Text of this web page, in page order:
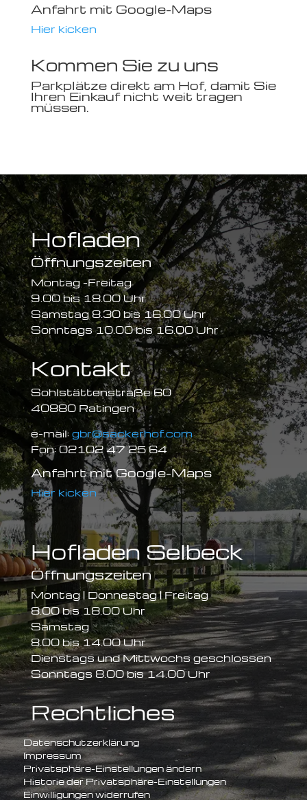
Anfahrt mit Google-Maps
Hier kicken
Kommen Sie zu uns
Parkplätze direkt am Hof, damit Sie
Ihren Einkauf nicht weit tragen
müssen.
Hofladen
Öffnungszeiten
Montag -Freitag
9.00 bis 18.00 Uhr
Samstag 8.30 bis 16.00 Uhr
Sonntags 10.00 bis 16.00 Uhr
Kontakt
Sohlstättenstraße 60
40880 Ratingen
e-mail: gbr@sackerhof.com
Fon: 02102 47 25 64
Anfahrt mit Google-Maps
Hier kicken
Hofladen Selbeck
Öffnungszeiten
Montag | Donnestag | Freitag
8.00 bis 18.00 Uhr
Samstag
8.00 bis 14.00 Uhr
Dienstags und Mittwochs geschlossen
Sonntags 8.00 bis 14.00 Uhr
Rechtliches
Datenschutzerklärung
Impressum
Privatsphäre-Einstellungen ändern
Historie der Privatsphäre-Einstellungen
Einwilligungen widerrufen